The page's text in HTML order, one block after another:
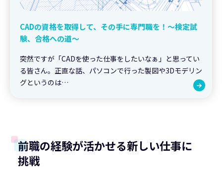
CADの資格を取得して、その手に専門職を！～検定試
験、合格への道～
突然ですが「CADを使った仕事をしたいなぁ」と思ってい
る皆さん。正直な話、パソコンで行った製図や3Dモデリン
グというのは…
前職の経験が活かせる新しい仕事に
挑戦